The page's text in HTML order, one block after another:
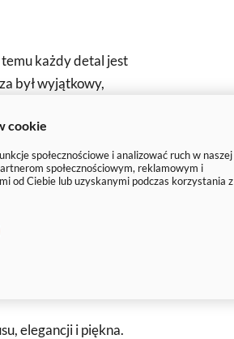
każdy detal jest
był wyjątkowy,
w duchu
dostępne obrazy
elegancji i piękna.
cookie
społecznościowe i analizować ruch w naszej
społecznościowym, reklamowym i
od Ciebie lub uzyskanymi podczas korzystania z